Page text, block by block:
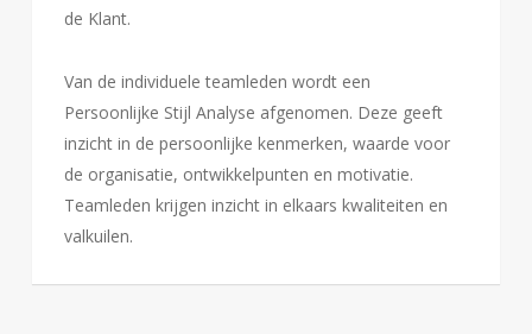
de Klant.
Van de individuele teamleden wordt een
Persoonlijke Stijl Analyse afgenomen. Deze geeft
inzicht in de persoonlijke kenmerken, waarde voor
de organisatie, ontwikkelpunten en motivatie.
Teamleden krijgen inzicht in elkaars kwaliteiten en
valkuilen.